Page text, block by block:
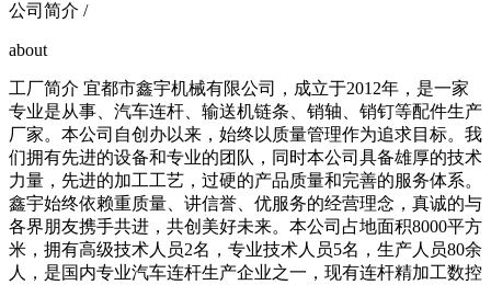
公司简介 /
about
工厂简介 宜都市鑫宇机械有限公司，成立于2012年，是一家
专业是从事、汽车连杆、输送机链条、销轴、销钉等配件生产
厂家。本公司自创办以来，始终以质量管理作为追求目标。我
们拥有先进的设备和专业的团队，同时本公司具备雄厚的技术
力量，先进的加工工艺，过硬的产品质量和完善的服务体系。
鑫宇始终依赖重质量、讲信誉、优服务的经营理念，真诚的与
各界朋友携手共进，共创美好未来。本公司占地面积8000平方
米，拥有高级技术人员2名，专业技术人员5名，生产人员80余
人，是国内专业汽车连杆生产企业之一，现有连杆精加工数控